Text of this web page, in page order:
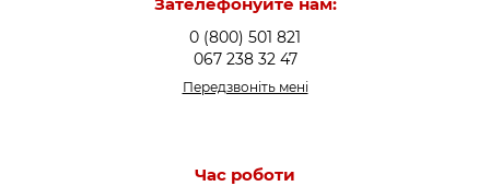
0 (800) 501 821
067 238 32 47
Передзвоніть мені
Час роботи